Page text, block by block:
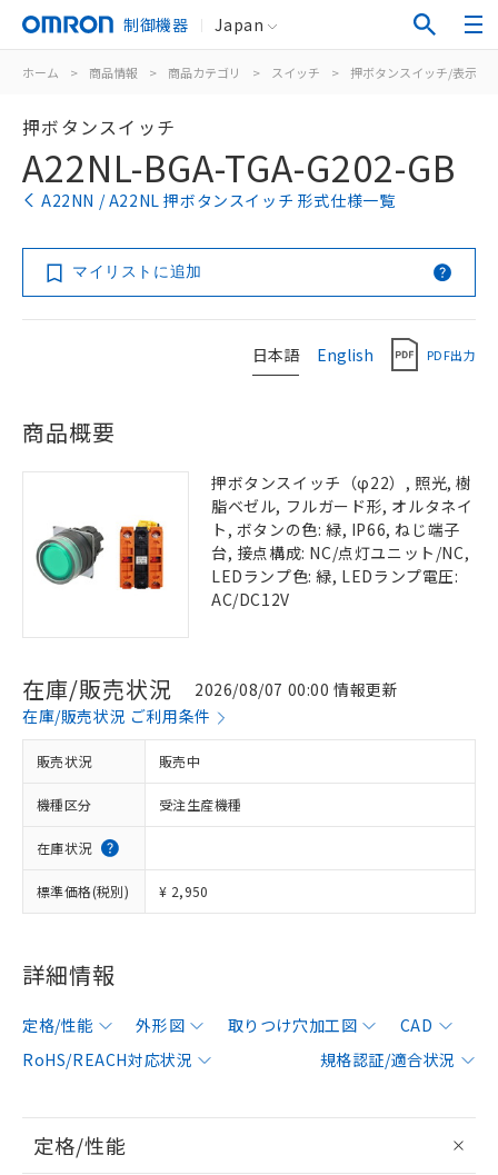
制御機器 Japan
ホーム > 商品情報 > 商品カテゴリ > スイッチ > 押ボタンスイッチ/表示灯
押ボタンスイッチ
A22NL-BGA-TGA-G202-GB
A22NN / A22NL 押ボタンスイッチ 形式仕様一覧
マイリストに追加
日本語 English PDF出力
商品概要
押ボタンスイッチ（φ22）, 照光, 樹
脂ベゼル, フルガード形, オルタネイ
ト, ボタンの色: 緑, IP66, ねじ端子
台, 接点構成: NC/点灯ユニット/NC,
LEDランプ色: 緑, LEDランプ電圧:
AC/DC12V
在庫/販売状況
2026/08/07 00:00 情報更新
在庫/販売状況 ご利用条件
販売状況 販売中
機種区分 受注生産機種
在庫状況
標準価格(税別) ¥ 2,950
詳細情報
定格/性能 外形図 取りつけ穴加工図
CAD
RoHS/REACH対応状況
規格認証/適合状況
定格/性能